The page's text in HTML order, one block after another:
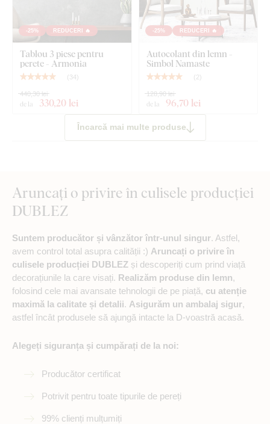
-25% REDUCERI 🔥
Tablou 3 piese pentru
perete - Armonia
( 34)
de la 330,20 lei
440,30 lei
-25% REDUCERI 🔥
Autocolant din lemn -
Simbol Namaste
( 2)
de la 96,70 lei
128,90 lei
Încarcă mai multe produse
Aruncați o privire în culisele producției
DUBLEZ
Suntem producător și vânzător într-unul singur. Astfel,
avem control total asupra calității :) Aruncați o privire în
culisele producției DUBLEZ și descoperiți cum prind viață
decorațiunile la care visați. Realizăm produse din lemn,
folosind cele mai avansate tehnologii de pe piață, cu atenție
maximă la calitate și detalii. Asigurăm un ambalaj sigur,
astfel încât produsele să ajungă intacte la D-voastră acasă.
Alegeți siguranța și cumpărați de la noi:
Producător certificat
Potrivit pentru toate tipurile de pereți
99% clienți mulțumiți